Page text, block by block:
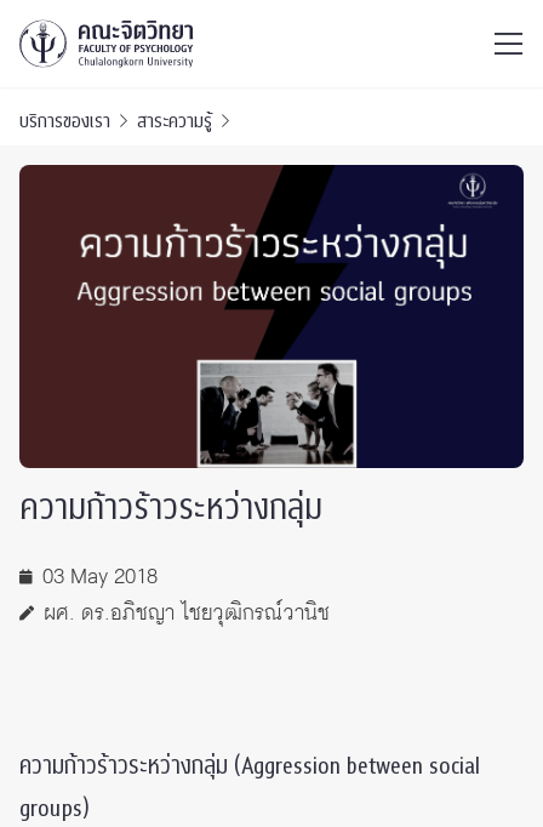
บริการของเรา สาระความรู้
ความก้าวร้าวระหว่างกลุ่ม
03 May 2018
ผศ. ดร.อภิชญา ไชยวุฒิกรณ์วานิช
ความก้าวร้าวระหว่างกลุ่ม (Aggression between social
groups)